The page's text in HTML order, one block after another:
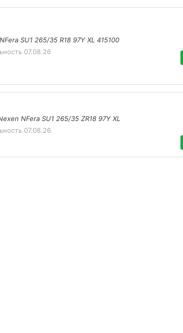
SU1 265/35 R18 97Y XL 415100
07.08.26
NFera SU1 265/35 ZR18 97Y XL
07.08.26